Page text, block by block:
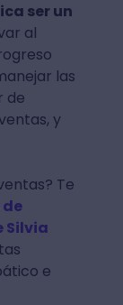
ser un
al
las
de
y
Te
Silvia
e